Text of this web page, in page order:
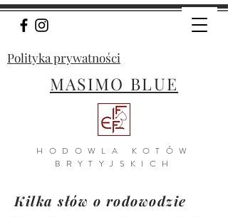
MASIMO BLUE
H ODOWLA KOTÓW
BRYTYJSKICH
Polityka prywatności
Kilka słów o rodowodzie